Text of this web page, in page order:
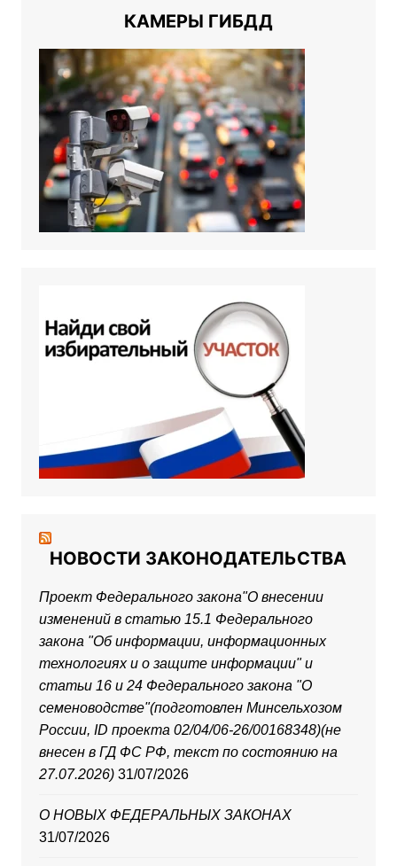
КАМЕРЫ ГИБДД
НОВОСТИ ЗАКОНОДАТЕЛЬСТВА
Проект Федерального закона"О внесении
изменений в статью 15.1 Федерального
закона "Об информации, информационных
технологиях и о защите информации" и
статьи 16 и 24 Федерального закона "О
семеноводстве"(подготовлен Минсельхозом
России, ID проекта 02/04/06-26/00168348)(не
внесен в ГД ФС РФ, текст по состоянию на
27.07.2026) 31/07/2026
О НОВЫХ ФЕДЕРАЛЬНЫХ ЗАКОНАХ
31/07/2026